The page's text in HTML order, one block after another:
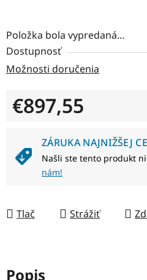
Položka bola vypredaná…
Dostupnosť
Možnosti doručenia
€897,55
ZÁRUKA NAJNIŽŠEJ
Našli ste tento produkt
nám!
Tlač Strážiť
Popis